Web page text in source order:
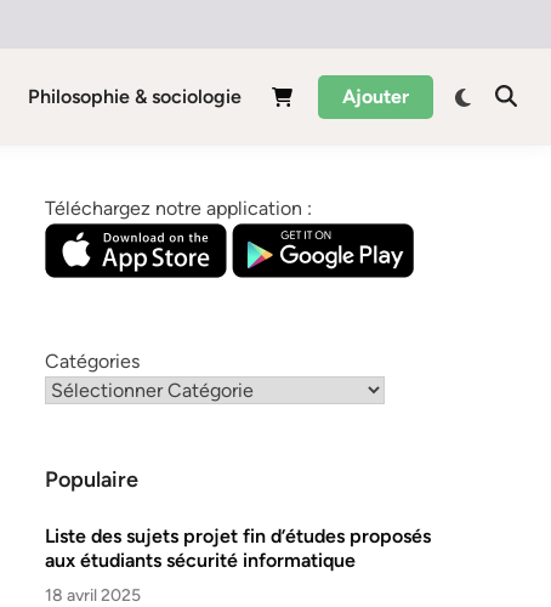
Philosophie & sociologie Ajouter
Téléchargez notre application :
Catégories
Populaire
Liste des sujets projet fin d’études proposés
aux étudiants sécurité informatique
18 avril 2025